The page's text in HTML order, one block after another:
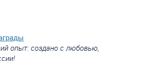
опыт: создано с любовью,